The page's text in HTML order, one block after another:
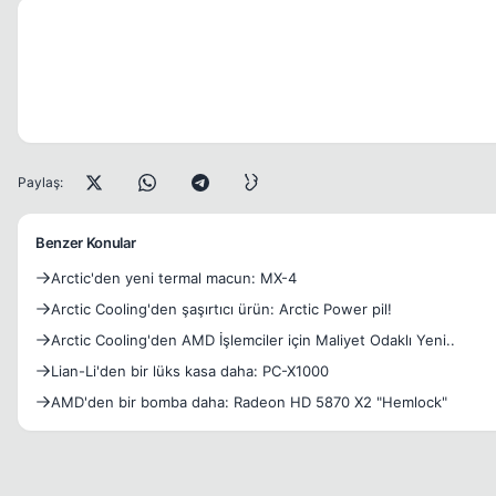
Paylaş:
Benzer Konular
Arctic'den yeni termal macun: MX-4
Arctic Cooling'den şaşırtıcı ürün: Arctic Power pil!
Arctic Cooling'den AMD İşlemciler için Maliyet Odaklı Yeni..
Lian-Li'den bir lüks kasa daha: PC-X1000
AMD'den bir bomba daha: Radeon HD 5870 X2 "Hemlock"